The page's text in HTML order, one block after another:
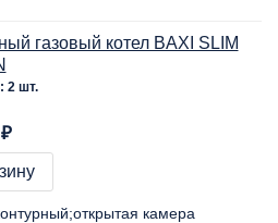
газовый котел BAXI SLIM
2 шт.
открытая камера